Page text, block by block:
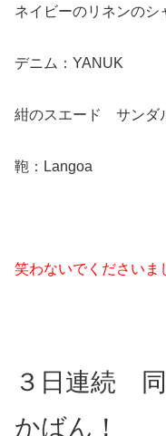
ネイビーのリネンのシ
デニム：YANUK
紺のスエード サン
鞄：Langoa
笑わないでくださいま
３日連続
かばん！